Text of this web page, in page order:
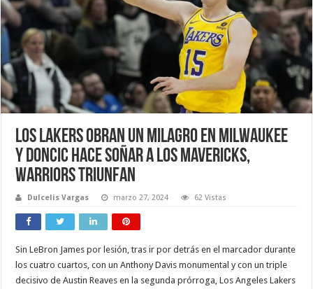
Los Lakers obran un milagro en Milwaukee
y Doncic hace soñar a los Mavericks,
Warriors triunfan
Dulcelis Vargas marzo 27, 2024 62 Vistas
Sin LeBron James por lesión, tras ir por detrás en el marcador durante
los cuatro cuartos, con un Anthony Davis monumental y con un triple
decisivo de Austin Reaves en la segunda prórroga, Los Angeles Lakers